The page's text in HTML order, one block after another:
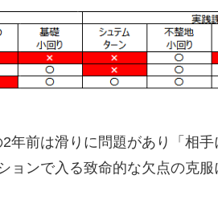
前は滑りに問題があり「相手
ンで入る致命的な欠点の克服